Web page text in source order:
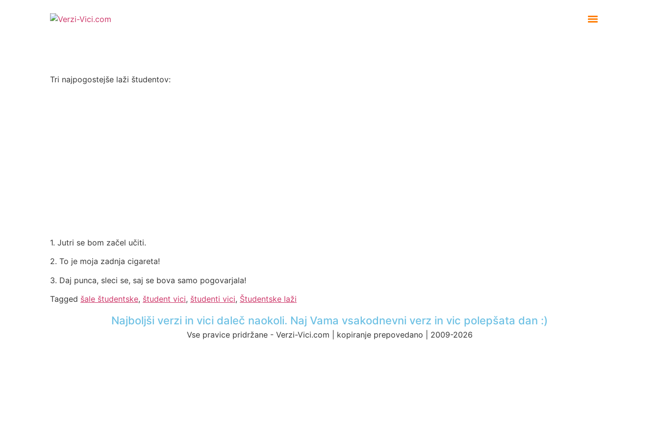
Tri najpogostejše laži študentov:
1. Jutri se bom začel učiti.
2. To je moja zadnja cigareta!
3. Daj punca, sleci se, saj se bova samo pogovarjala!
Tagged šale študentske, študent vici, študenti vici, Študentske laži
Najboljši verzi in vici daleč naokoli. Naj Vama vsakodnevni verz in vic polepšata dan :)
Vse pravice pridržane - Verzi-Vici.com | kopiranje prepovedano | 2009-2026